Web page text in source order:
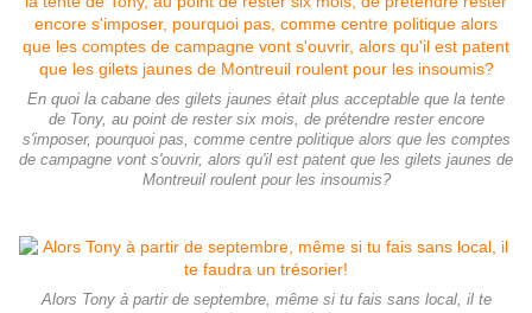
En quoi la cabane des gilets jaunes était plus acceptable que la tente
de Tony, au point de rester six mois, de prétendre rester encore
s'imposer, pourquoi pas, comme centre politique alors que les comptes
de campagne vont s'ouvrir, alors qu'il est patent que les gilets jaunes de
Montreuil roulent pour les insoumis?
Alors Tony à partir de septembre, même si tu fais sans local, il te